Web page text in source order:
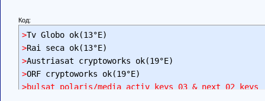
Код:
>
>
>
>
>bulsat polaris/media activ keys 03 & next 02 keys